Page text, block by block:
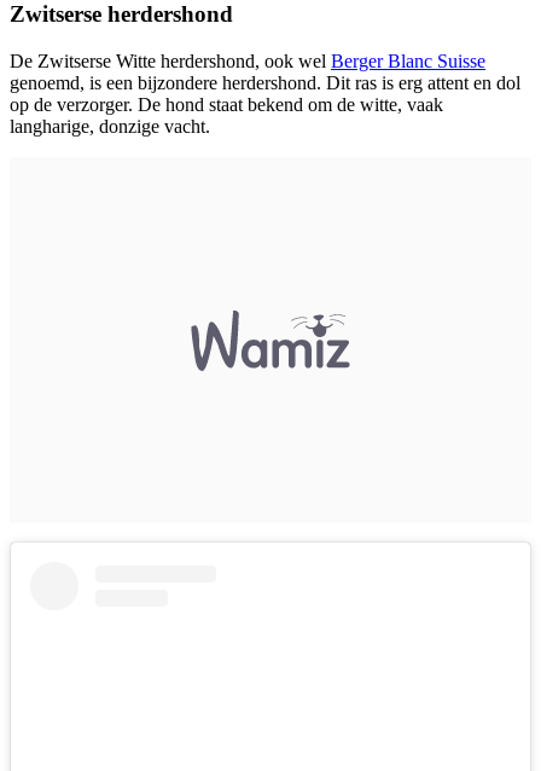
Zwitserse herdershond
De Zwitserse Witte herdershond, ook wel Berger Blanc Suisse
genoemd, is een bijzondere herdershond. Dit ras is erg attent en dol
op de verzorger. De hond staat bekend om de witte, vaak
langharige, donzige vacht.